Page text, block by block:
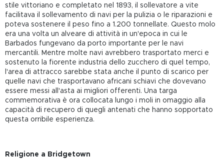
stile vittoriano e completato nel 1893, il sollevatore a vite
facilitava il sollevamento di navi per la pulizia o le riparazioni e
poteva sostenere il peso fino a 1.200 tonnellate. Questo molo
era una volta un alveare di attività in un'epoca in cui le
Barbados fungevano da porto importante per le navi
mercantili. Mentre molte navi avrebbero trasportato merci e
sostenuto la fiorente industria dello zucchero di quel tempo,
l'area di attracco sarebbe stata anche il punto di scarico per
quelle navi che trasportavano africani schiavi che dovevano
essere messi all'asta ai migliori offerenti. Una targa
commemorativa è ora collocata lungo i moli in omaggio alla
capacità di recupero di quegli antenati che hanno sopportato
questa orribile esperienza.
Religione a Bridgetown